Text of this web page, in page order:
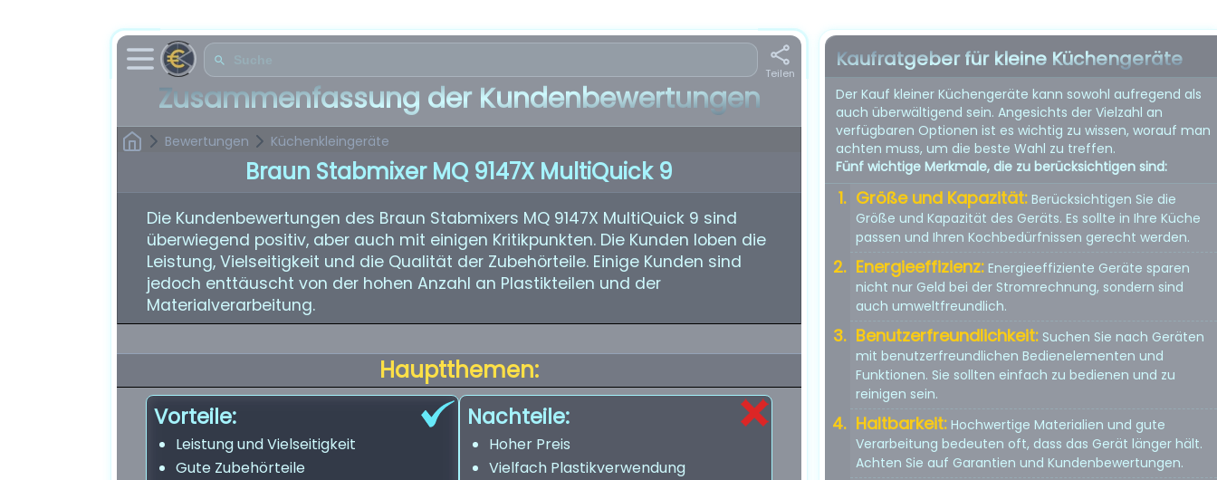
Teilen
Zusammenfassung der Kundenbewertungen
Bewertungen Küchenkleingeräte
Braun Stabmixer MQ 9147X MultiQuick 9
Die Kundenbewertungen des Braun Stabmixers MQ 9147X MultiQuick 9 sind
überwiegend positiv, aber auch mit einigen Kritikpunkten. Die Kunden loben die
Leistung, Vielseitigkeit und die Qualität der Zubehörteile. Einige Kunden sind
jedoch enttäuscht von der hohen Anzahl an Plastikteilen und der
Materialverarbeitung.
Hauptthemen:
Vorteile:
Leistung und Vielseitigkeit
Gute Zubehörteile
Nachteile:
Hoher Preis
Vielfach Plastikverwendung
Kaufratgeber für kleine Küchengeräte
Der Kauf kleiner Küchengeräte kann sowohl aufregend als
auch überwältigend sein. Angesichts der Vielzahl an
verfügbaren Optionen ist es wichtig zu wissen, worauf man
achten muss, um die beste Wahl zu treffen.
Fünf wichtige Merkmale, die zu berücksichtigen sind:
Größe und Kapazität: Berücksichtigen Sie die
Größe und Kapazität des Geräts. Es sollte in Ihre Küche
passen und Ihren Kochbedürfnissen gerecht werden.
Energieeffizienz: Energieeffiziente Geräte sparen
nicht nur Geld bei der Stromrechnung, sondern sind
auch umweltfreundlich.
Benutzerfreundlichkeit: Suchen Sie nach Geräten
mit benutzerfreundlichen Bedienelementen und
Funktionen. Sie sollten einfach zu bedienen und zu
reinigen sein.
Haltbarkeit: Hochwertige Materialien und gute
Verarbeitung bedeuten oft, dass das Gerät länger hält.
Achten Sie auf Garantien und Kundenbewertungen.